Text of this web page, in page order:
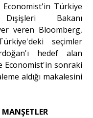
Türkiye
Bakanı
veren Bloomberg,
seçimler
hedef alan
Economist'in sonraki
aldığı makalesini